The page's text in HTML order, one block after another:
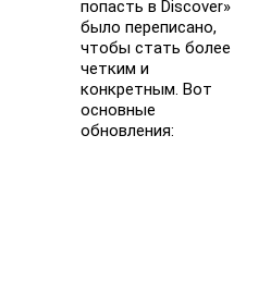
попасть в Discover»
было переписано,
чтобы стать более
четким и
конкретным. Вот
основные
обновления: